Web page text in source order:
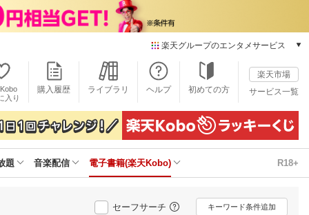
楽天グループのエンタメサービス
本/ゲーム/CD/DVD
楽天ブックス
電子書籍
楽天Kobo
雑誌読み放題
楽天ミュージック
動画配信
楽天TV
入り
購入履歴 ライブラリ ヘルプ 初めての方
楽天市場
サービス一覧
題 音楽配信 電子書籍(楽天Kobo) R18+
セーフサーチ キーワード条件追加